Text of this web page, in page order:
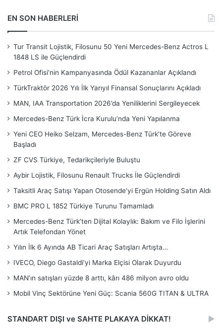
EN SON HABERLERİ
Tur Transit Lojistik, Filosunu 50 Yeni Mercedes-Benz Actros L
1848 LS ile Güçlendirdi
Petrol Ofisi’nin Kampanyasında Ödül Kazananlar Açıklandı
TürkTraktör 2026 Yılı İlk Yarıyıl Finansal Sonuçlarını Açıkladı
MAN, IAA Transportation 2026’da Yeniliklerini Sergileyecek
Mercedes-Benz Türk İcra Kurulu’nda Yeni Yapılanma
Yeni CEO Heiko Selzam, Mercedes-Benz Türk’te Göreve
Başladı
ZF CVS Türkiye, Tedarikçileriyle Buluştu
Aybir Lojistik, Filosunu Renault Trucks İle Güçlendirdi
Taksitli Araç Satışı Yapan Otosende’yi Ergün Holding Satın Aldı
BMC PRO L 1852 Türkiye Turunu Tamamladı
Mercedes-Benz Türk’ten Dijital Kolaylık: Bakım ve Filo İşlerini
Artık Telefondan Yönet
Yılın İlk 6 Ayında AB Ticari Araç Satışları Artışta…
IVECO, Diego Gastaldi’yi Marka Elçisi Olarak Duyurdu
MAN’ın satışları yüzde 8 arttı, kârı 486 milyon avro oldu
Mobil Vinç Sektörüne Yeni Güç: Scania 560G TITAN & ULTRA
STANDART DIŞI ve SAHTE PLAKAYA DİKKAT!